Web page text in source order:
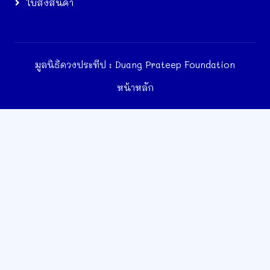
ใบสั่งสินค้า
มูลนิธิดวงประทีป : Duang Prateep Foundation
หน้าหลัก